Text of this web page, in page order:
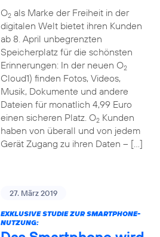
O2als Marke der Freiheit in der
digitalen Welt bietet ihren Kunden
ab 8. April unbegrenzten
Speicherplatz für die schönsten
Erinnerungen: In der neuen O2
Cloud1) finden Fotos, Videos,
Musik, Dokumente und andere
Dateien für monatlich 4,99 Euro
einen sicheren Platz. O2Kunden
haben von überall und von jedem
Gerät Zugang zu ihren Daten – […]
27. März 2019
EXKLUSIVE STUDIE ZUR SMARTPHONE-
NUTZUNG: